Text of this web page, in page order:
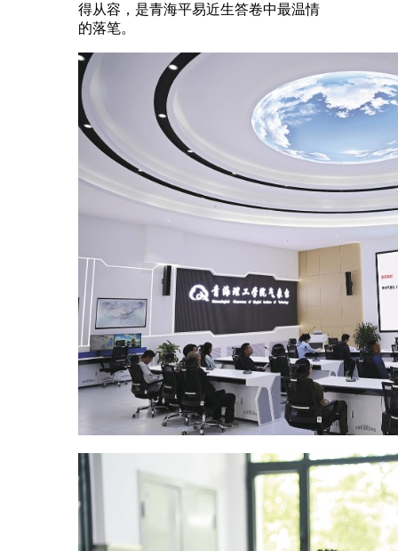
得从容，是青海平易近生答卷中最温情
的落笔。